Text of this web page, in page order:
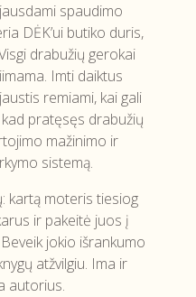
spaudimo
DĖK’ui butiko duris,
drabužių gerokai
Imti daiktus
remiami, kai gali
pratęsęs drabužių
mažinimo ir
sistemą.
kartą moteris tiesiog
ir pakeitė juos į
jokio išrankumo
atžvilgiu. Ima ir
autorius.